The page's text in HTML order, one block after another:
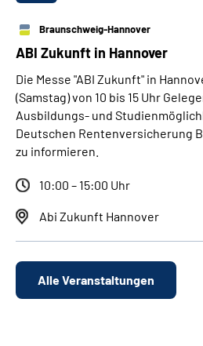
Braunschweig-Hannover
ABI Zukunft in Hannover
Die Messe "ABI Zukunft" in
(Samstag) von 10 bis 15 Uhr
Ausbildungs- und
Deutschen Rentenversicherung
zu informieren.
10:00 – 15:00 Uhr
Abi Zukunft Hannover
Alle Veranstaltungen